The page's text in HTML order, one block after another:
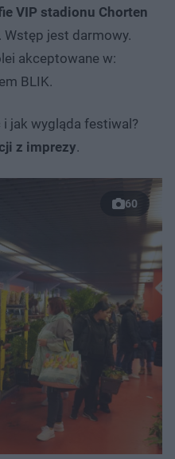
VIP stadionu Chorten
. Wstęp jest darmowy.
akceptowane w:
BLIK.
i jak wygląda festiwal?
z imprezy.
60